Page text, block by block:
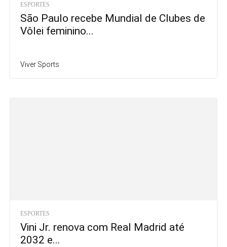
ESPORTES
São Paulo recebe Mundial de Clubes de
Vôlei feminino...
Viver Sports
ESPORTES
Vini Jr. renova com Real Madrid até
2032 e...